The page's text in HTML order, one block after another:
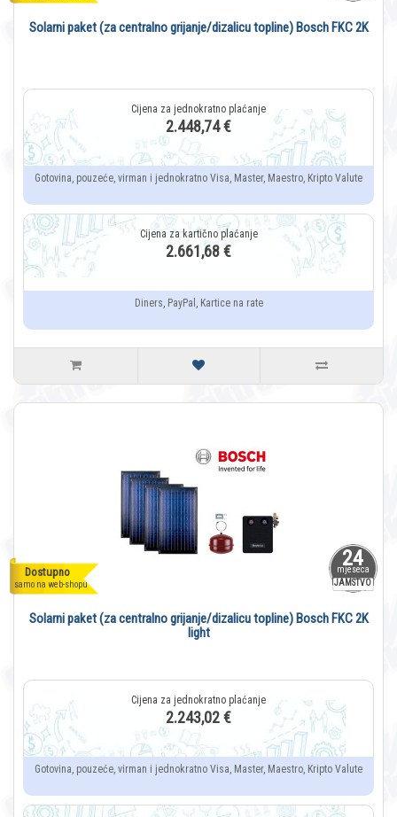
Solarni paket (za centralno grijanje/dizalicu topline) Bosch FKC 2K
2.448,74 €
Gotovina, pouzeće, virman i jednokratno Visa, Master, Maestro, Kripto Valute
2.661,68 €
Diners, PayPal, Kartice na rate
24
mjeseca
JAMSTVO
Dostupno
samo na web-shopu
Solarni paket (za centralno grijanje/dizalicu topline) Bosch FKC 2K
light
2.243,02 €
Gotovina, pouzeće, virman i jednokratno Visa, Master, Maestro, Kripto Valute